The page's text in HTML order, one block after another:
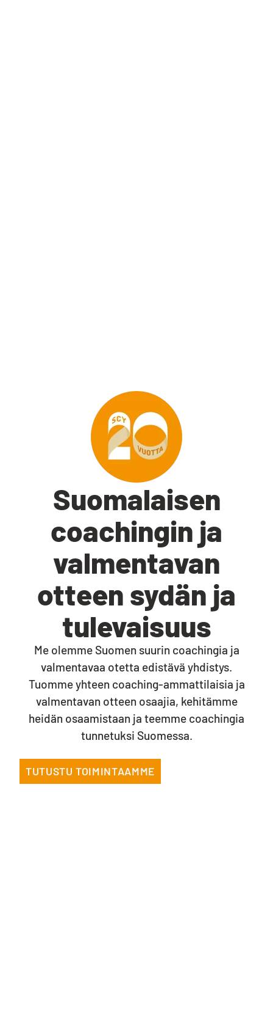
Suomalaisen
coachingin ja
valmentavan
otteen sydän ja
tulevaisuus
Me olemme Suomen suurin coachingia ja
valmentavaa otetta edistävä yhdistys.
Tuomme yhteen coaching-ammattilaisia ja
valmentavan otteen osaajia, kehitämme
heidän osaamistaan ja teemme coachingia
tunnetuksi Suomessa.
TUTUSTU TOIMINTAAMME